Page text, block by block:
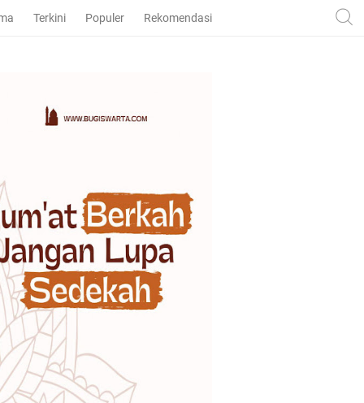
Terkini Populer Rekomendasi